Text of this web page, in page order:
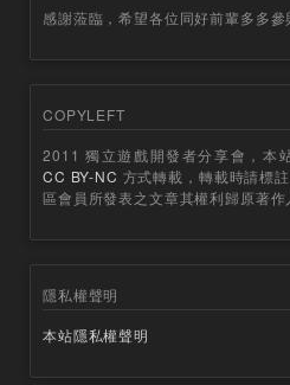
感謝蒞臨，希望各位同好前輩多多參
COPYLEFT
2011 獨立遊戲開發者分享會，本
CC BY-NC 方式轉載，轉載時請標
區會員所發表之文章其權利歸原著作
隱私權聲明
本站隱私權聲明